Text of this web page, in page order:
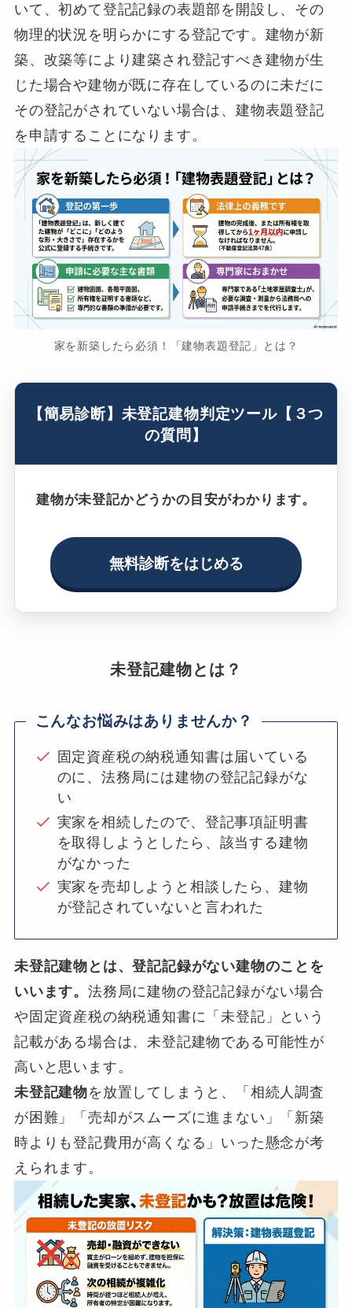
いて、初めて登記記録の表題部を開設し、その
物理的状況を明らかにする登記です。建物が新
築、改築等により建築され登記すべき建物が生
じた場合や建物が既に存在しているのに未だに
その登記がされていない場合は、建物表題登記
を申請することになります。
家を新築したら必須！「建物表題登記」とは？
【簡易診断】未登記建物判定ツール【３つ
の質問】
建物が未登記かどうかの目安がわかります。
無料診断をはじめる
未登記建物とは？
こんなお悩みはありませんか？
固定資産税の納税通知書は届いている
のに、法務局には建物の登記記録がな
い
実家を相続したので、登記事項証明書
を取得しようとしたら、該当する建物
がなかった
実家を売却しようと相談したら、建物
が登記されていないと言われた
未登記建物とは、登記記録がない建物のことを
いいます。 法務局に建物の登記記録がない場合
や固定資産税の納税通知書に「未登記」という
記載がある場合は、未登記建物である可能性が
高いと思います。
未登記建物を放置してしまうと、「相続人調査
が困難」「売却がスムーズに進まない」「新築
時よりも登記費用が高くなる」いった懸念が考
えられます。